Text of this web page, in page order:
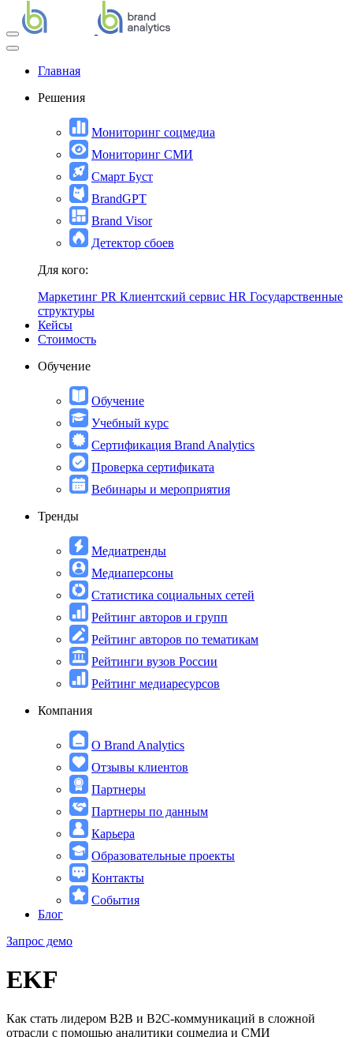
Главная
Решения
Мониторинг соцмедиа
Мониторинг СМИ
Смарт Буст
BrandGPT
Brand Visor
Детектор сбоев
Для кого:
Маркетинг PR Клиентский сервис HR Государственные
структуры
Кейсы
Стоимость
Обучение
Обучение
Учебный курс
Сертификация Brand Analytics
Проверка сертификата
Вебинары и мероприятия
Тренды
Медиатренды
Медиаперсоны
Статистика социальных сетей
Рейтинг авторов и групп
Рейтинг авторов по тематикам
Рейтинги вузов России
Рейтинг медиаресурсов
Компания
О Brand Analytics
Отзывы клиентов
Партнеры
Партнеры по данным
Карьера
Образовательные проекты
Контакты
События
Блог
Запрос демо
EKF
Как стать лидером B2B и B2C-коммуникаций в сложной
отрасли с помощью аналитики соцмедиа и СМИ